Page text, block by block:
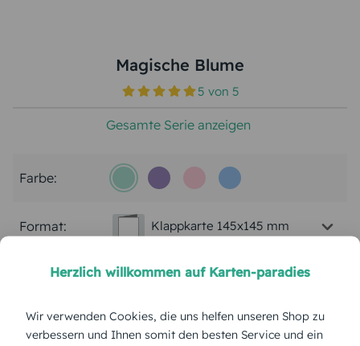
Magische Blume
5 von 5
Gesamte Serie anzeigen
Farbe:
Format: Klappkarte 145x145 mm
Papierart: Bilderdruck
Menge:
Herzlich willkommen auf Karten-paradies
Wir verwenden Cookies, die uns helfen unseren Shop zu
verbessern und Ihnen somit den besten Service und ein